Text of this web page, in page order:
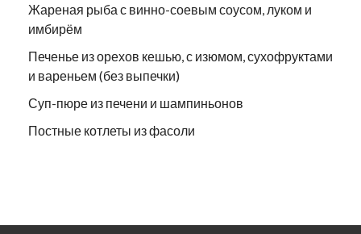
Жареная рыба с винно-соевым соусом, луком и
имбирём
Печенье из орехов кешью, с изюмом, сухофруктами
и вареньем (без выпечки)
Суп-пюре из печени и шампиньонов
Постные котлеты из фасоли